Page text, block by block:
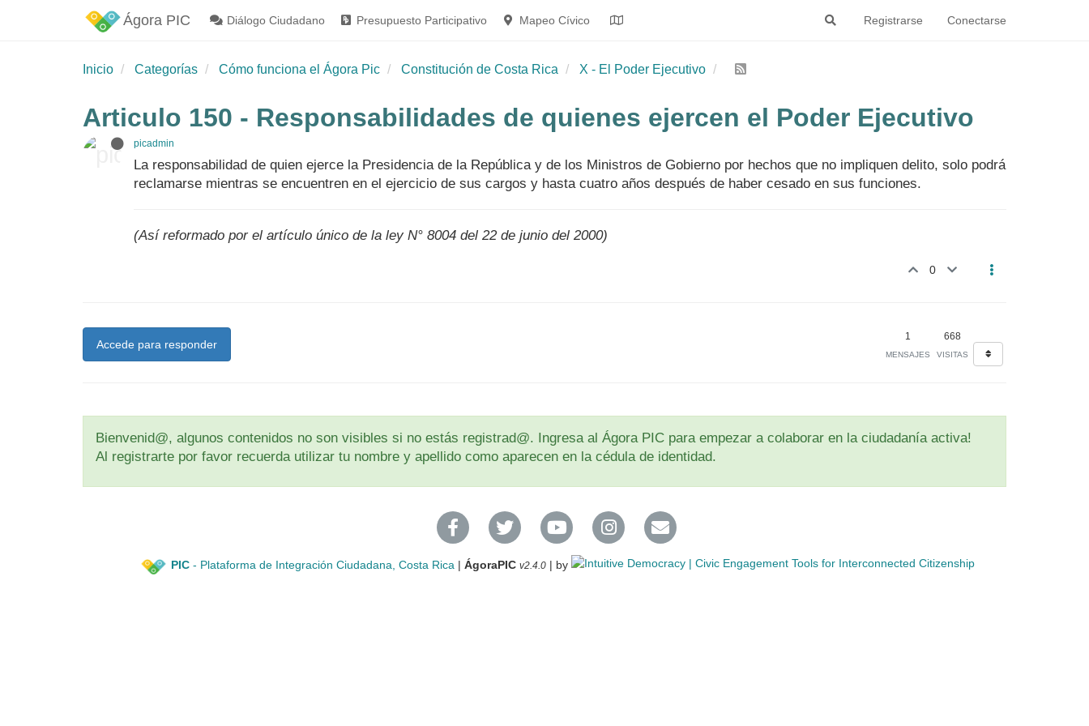
Ágora PIC Registrarse Conectarse
Diálogo Ciudadano Presupuesto Participativo Mapeo Cívico
Inicio Categorías Cómo funciona el Ágora Pic Constitución de Costa Rica X - El Poder Ejecutivo
Articulo 150 - Responsabilidades de quienes ejercen el Poder Ejecutivo
picadmin
La responsabilidad de quien ejerce la Presidencia de la República y de los Ministros de Gobierno por hechos que no impliquen delito, solo podrá
reclamarse mientras se encuentren en el ejercicio de sus cargos y hasta cuatro años después de haber cesado en sus funciones.
(Así reformado por el artículo único de la ley N° 8004 del 22 de junio del 2000)
0
Accede para responder
1
MENSAJES
668
VISITAS
Bienvenid@, algunos contenidos no son visibles si no estás registrad@. Ingresa al Ágora PIC para empezar a colaborar en la ciudadanía activa!
Al registrarte por favor recuerda utilizar tu nombre y apellido como aparecen en la cédula de identidad.
PIC- Plataforma de Integración Ciudadana, Costa Rica| ÁgoraPIC v2.4.0| by